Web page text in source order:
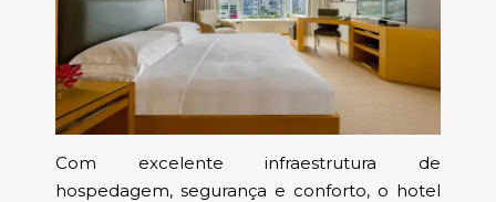
Com excelente infraestrutura de
hospedagem, segurança e conforto, o hotel